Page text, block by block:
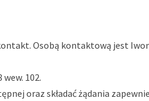
Osobą kontaktową jest
wew. 102.
oraz składać żądania